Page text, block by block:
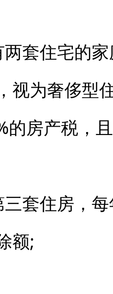
住宅的家
视为奢侈型
的房产税，
住房，每
额;